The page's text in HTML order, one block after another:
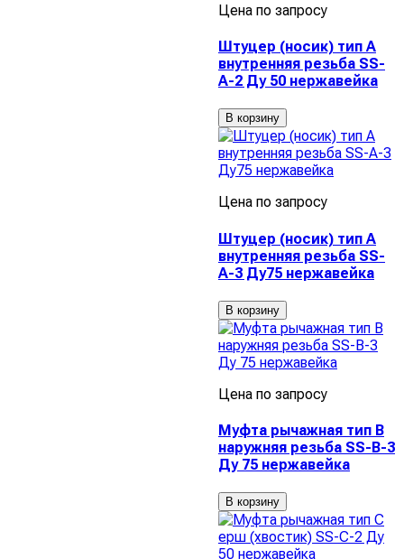
Цена по запросу
Штуцер (носик) тип А
внутренняя резьба SS-
A-2 Ду 50 нержавейка
В корзину
Цена по запросу
Штуцер (носик) тип А
внутренняя резьба SS-
A-3 Ду75 нержавейка
В корзину
Цена по запросу
Муфта рычажная тип В
наружняя резьба SS-В-3
Ду 75 нержавейка
В корзину